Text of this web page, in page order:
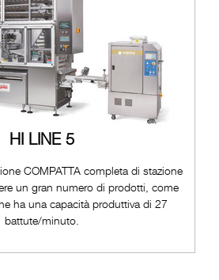
HI LINE 5
COMPATTA completa di stazione
un gran numero di prodotti, come
ha una capacità produttiva di 27
battute/minuto.